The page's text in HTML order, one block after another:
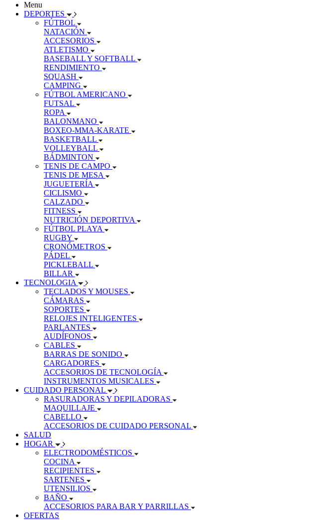
Menu
DEPORTES
FÚTBOL
NATACIÓN
ACCESORIOS
ATLETISMO
BASEBALL Y SOFTBALL
RENDIMIENTO
SQUASH
CAMPING
FÚTBOL AMERICANO
FUTSAL
ROPA
BALONMANO
BOXEO-MMA-KARATE
BASKETBALL
VOLLEYBALL
BÁDMINTON
TENIS DE CAMPO
TENIS DE MESA
JUGUETERÍA
CICLISMO
CALZADO
FITNESS
NUTRICIÓN DEPORTIVA
FÚTBOL PLAYA
RUGBY
CRONÓMETROS
PÁDEL
PICKLEBALL
BILLAR
TECNOLOGIA
TECLADOS Y MOUSES
CÁMARAS
SOPORTES
RELOJES INTELIGENTES
PARLANTES
AUDÍFONOS
CABLES
BARRAS DE SONIDO
CARGADORES
ACCESORIOS DE TECNOLOGÍA
INSTRUMENTOS MUSICALES
CUIDADO PERSONAL
RASURADORAS Y DEPILADORAS
MAQUILLAJE
CABELLO
ACCESORIOS DE CUIDADO PERSONAL
SALUD
HOGAR
ELECTRODOMÉSTICOS
COCINA
RECIPIENTES
SARTENES
UTENSILIOS
BAÑO
ACCESORIOS PARA BAR Y PARRILLAS
OFERTAS